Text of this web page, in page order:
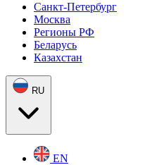
Санкт-Петербург
Москва
Регионы РФ
Беларусь
Казахстан
RU
EN